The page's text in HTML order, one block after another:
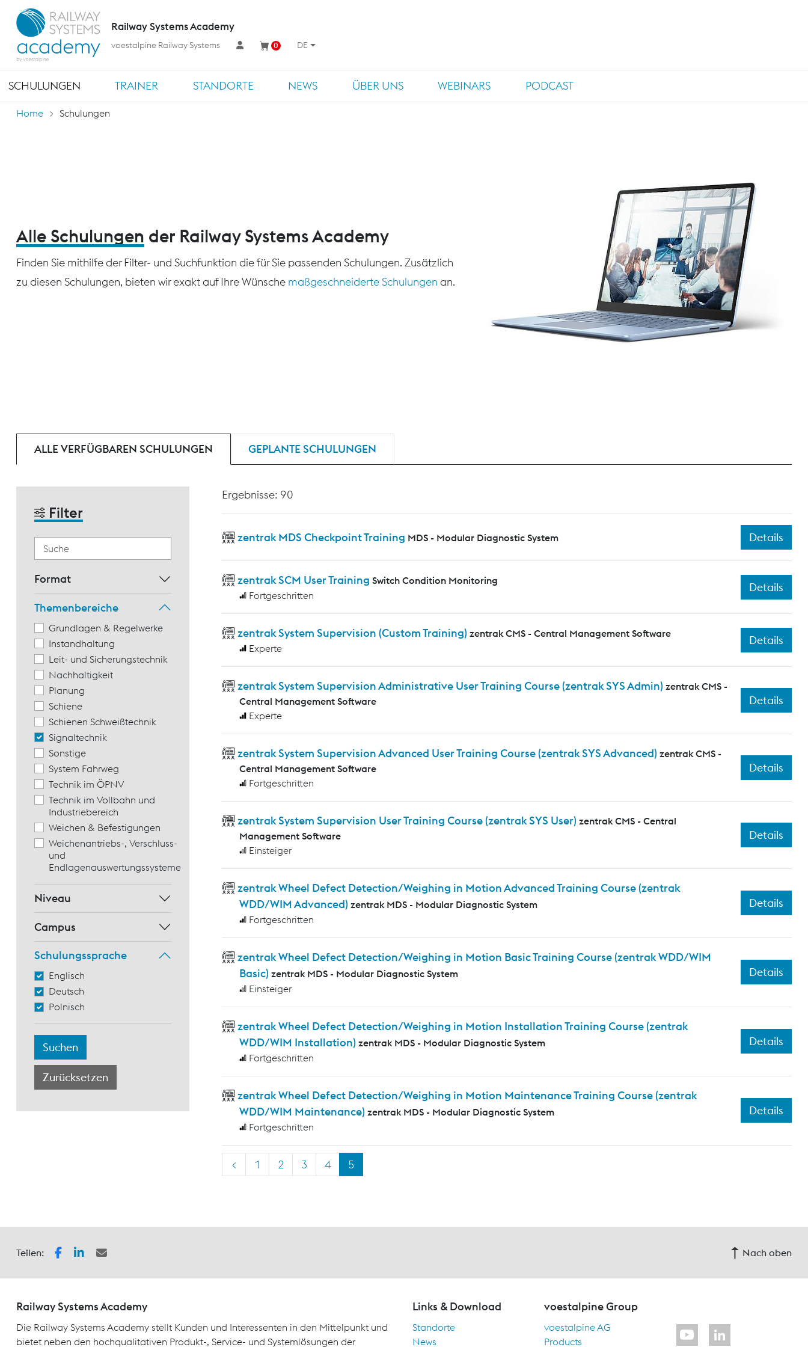
SCHULUNGEN TRAINER STANDORTE NEWS ÜBER UNS WEBINARS PODCAST
Railway Systems Academy
voestalpine Railway Systems 0 DE
Home Schulungen
Alle Schulungen der Railway Systems Academy
Finden Sie mithilfe der Filter- und Suchfunktion die für Sie passenden Schulungen. Zusätzlich
zu diesen Schulungen, bieten wir exakt auf Ihre Wünsche maßgeschneiderte Schulungen an.
ALLE VERFÜGBAREN SCHULUNGEN GEPLANTE SCHULUNGEN
Filter
Format
Themenbereiche
Grundlagen & Regelwerke
Instandhaltung
Leit- und Sicherungstechnik
Nachhaltigkeit
Planung
Schiene
Schienen Schweißtechnik
Signaltechnik
Sonstige
System Fahrweg
Technik im ÖPNV
Technik im Vollbahn und
Industriebereich
Weichen & Befestigungen
Weichenantriebs-, Verschluss-
und
Endlagenauswertungssysteme
Niveau
Campus
Schulungssprache
Englisch
Deutsch
Polnisch
Ergebnisse: 90
zentrak MDS Checkpoint Training MDS - Modular Diagnostic System Details
zentrak SCM User Training Switch Condition Monitoring
Fortgeschritten
Details
zentrak System Supervision (Custom Training) zentrak CMS - Central Management Software
Experte
Details
zentrak System Supervision Administrative User Training Course (zentrak SYS Admin) zentrak CMS -
Central Management Software
Experte
Details
zentrak System Supervision Advanced User Training Course (zentrak SYS Advanced) zentrak CMS -
Central Management Software
Fortgeschritten
Details
zentrak System Supervision User Training Course (zentrak SYS User) zentrak CMS - Central
Management Software
Einsteiger
Details
zentrak Wheel Defect Detection/Weighing in Motion Advanced Training Course (zentrak
WDD/WIM Advanced) zentrak MDS - Modular Diagnostic System
Fortgeschritten
Details
zentrak Wheel Defect Detection/Weighing in Motion Basic Training Course (zentrak WDD/WIM
Basic) zentrak MDS - Modular Diagnostic System
Einsteiger
Details
zentrak Wheel Defect Detection/Weighing in Motion Installation Training Course (zentrak
WDD/WIM Installation) zentrak MDS - Modular Diagnostic System
Fortgeschritten
Details
zentrak Wheel Defect Detection/Weighing in Motion Maintenance Training Course (zentrak
WDD/WIM Maintenance) zentrak MDS - Modular Diagnostic System
Fortgeschritten
Details
< 1 2 3 4 5
Teilen: Nach oben
Railway Systems Academy
Die Railway Systems Academy stellt Kunden und Interessenten in den Mittelpunkt und
bietet neben den hochqualitativen Produkt-, Service- und Systemlösungen der
Links & Download
Standorte
News
voestalpine Group
voestalpine AG
Products